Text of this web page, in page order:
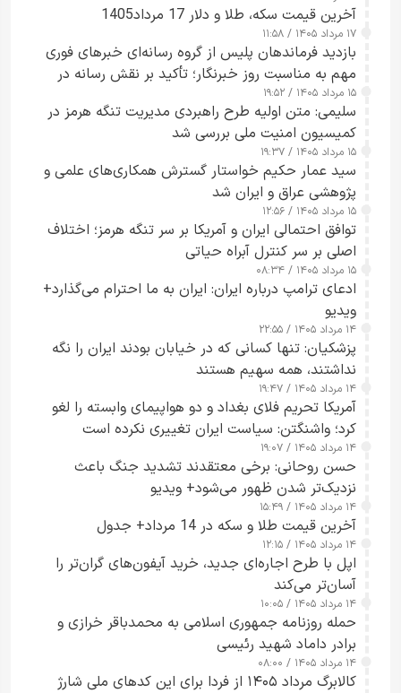
آخرین قیمت سکه، طلا و دلار 17 مرداد1405
۱۷ مرداد ۱۴۰۵ / ۱۱:۵۸
بازدید فرماندهان پلیس از گروه رسانه‌ای خبرهای فوری
مهم به مناسبت روز خبرنگار؛ تأکید بر نقش رسانه در
تقویت امنیت و اعتماد عمومی
۱۵ مرداد ۱۴۰۵ / ۱۹:۵۲
سلیمی: متن اولیه طرح راهبردی مدیریت تنگه هرمز در
کمیسیون امنیت ملی بررسی شد
۱۵ مرداد ۱۴۰۵ / ۱۹:۳۷
سید عمار حکیم خواستار گسترش همکاری‌های علمی و
پژوهشی عراق و ایران شد
۱۵ مرداد ۱۴۰۵ / ۱۲:۵۶
توافق احتمالی ایران و آمریکا بر سر تنگه هرمز؛ اختلاف
اصلی بر سر کنترل آبراه حیاتی
۱۵ مرداد ۱۴۰۵ / ۰۸:۳۴
ادعای ترامپ درباره ایران: ایران به ما احترام می‌گذارد+
ویدیو
۱۴ مرداد ۱۴۰۵ / ۲۲:۵۵
پزشکیان: تنها کسانی که در خیابان بودند ایران را نگه
نداشتند، همه سهیم هستند
۱۴ مرداد ۱۴۰۵ / ۱۹:۴۷
آمریکا تحریم فلای بغداد و دو هواپیمای وابسته را لغو
کرد؛ واشنگتن: سیاست ایران تغییری نکرده است
۱۴ مرداد ۱۴۰۵ / ۱۹:۰۷
حسن روحانی: برخی معتقدند تشدید جنگ باعث
نزدیک‌تر شدن ظهور می‌شود+ ویدیو
۱۴ مرداد ۱۴۰۵ / ۱۵:۴۹
آخرین قیمت طلا و سکه در 14 مرداد+ جدول
۱۴ مرداد ۱۴۰۵ / ۱۲:۱۵
اپل با طرح اجاره‌ای جدید، خرید آیفون‌های گران‌تر را
آسان‌تر می‌کند
۱۴ مرداد ۱۴۰۵ / ۱۰:۰۵
حمله روزنامه جمهوری اسلامی به محمدباقر خرازی و
برادر داماد شهید رئیسی
۱۴ مرداد ۱۴۰۵ / ۰۸:۰۰
کالابرگ مرداد ۱۴۰۵ از فردا برای این کدهای ملی شارژ